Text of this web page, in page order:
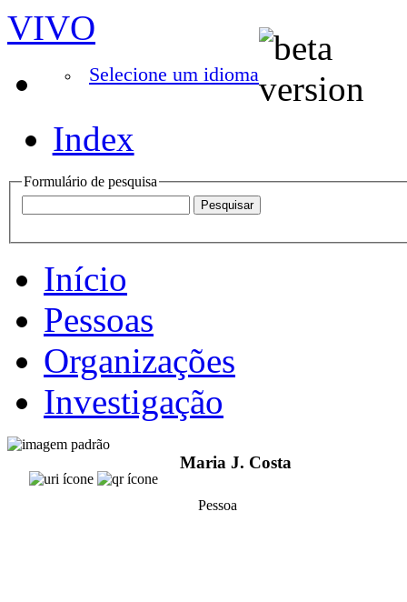
VIVO
Selecione um idioma
Index
Formulário de pesquisa
Início
Pessoas
Organizações
Investigação
Maria J. Costa
Pessoa